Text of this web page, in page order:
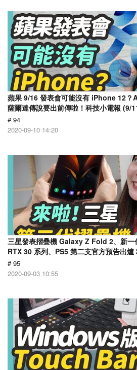
蘋果 9/16 發表會可能沒有 iPhone 12？
薩爾達傳說要出前傳啦！科技小電報 (9/
# 94
2020-09-10 14:20
三星發表摺疊機 Galaxy Z Fold 2、新一
RTX 30 系列、PS5 第二支官方預告出
# 95
2020-09-03 10:55